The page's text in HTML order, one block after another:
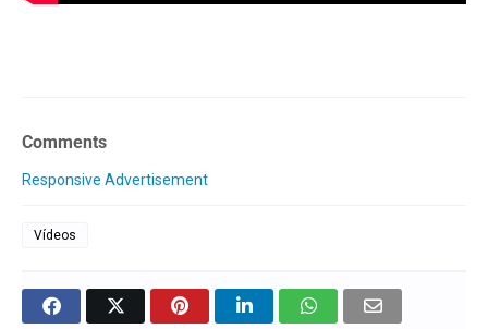
Comments
Responsive Advertisement
Vídeos